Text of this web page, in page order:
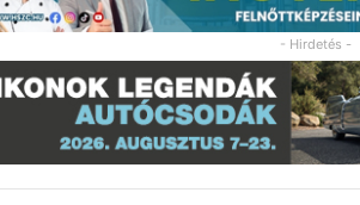
- Hirdetés -